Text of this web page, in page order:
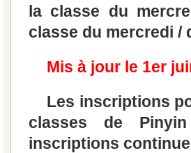
la classe du
classe du mercredi /
Mis à jour le 1er
Les inscriptions
classes de
inscriptions